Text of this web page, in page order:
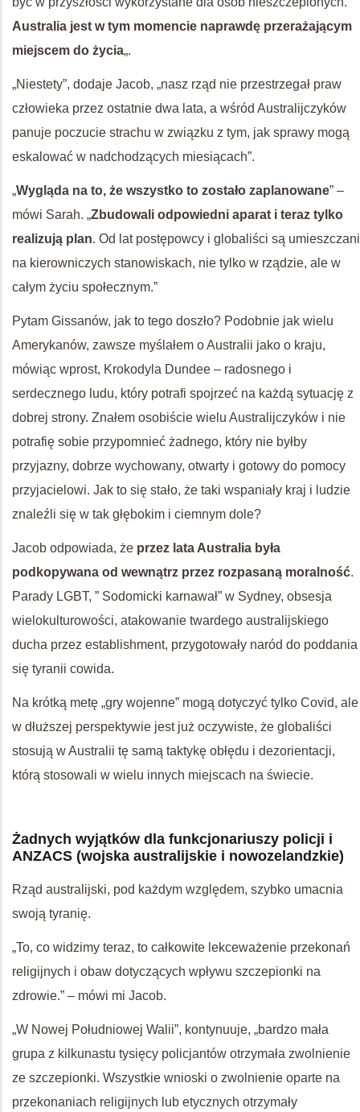
Australia jest w tym momencie naprawdę przerażającym
miejscem do życia„.
„Niestety”, dodaje Jacob, „nasz rząd nie przestrzegał praw
człowieka przez ostatnie dwa lata, a wśród Australijczyków
panuje poczucie strachu w związku z tym, jak sprawy mogą
eskalować w nadchodzących miesiącach”.
„Wygląda na to, że wszystko to zostało zaplanowane” –
mówi Sarah. „Zbudowali odpowiedni aparat i teraz tylko
realizują plan. Od lat postępowcy i globaliści są umieszczani
na kierowniczych stanowiskach, nie tylko w rządzie, ale w
całym życiu społecznym.”
Pytam Gissanów, jak to tego doszło? Podobnie jak wielu
Amerykanów, zawsze myślałem o Australii jako o kraju,
mówiąc wprost, Krokodyla Dundee – radosnego i
serdecznego ludu, który potrafi spojrzeć na każdą sytuację z
dobrej strony. Znałem osobiście wielu Australijczyków i nie
potrafię sobie przypomnieć żadnego, który nie byłby
przyjazny, dobrze wychowany, otwarty i gotowy do pomocy
przyjacielowi. Jak to się stało, że taki wspaniały kraj i ludzie
znaleźli się w tak głębokim i ciemnym dole?
Jacob odpowiada, że przez lata Australia była
podkopywana od wewnątrz przez rozpasaną moralność.
Parady LGBT, ” Sodomicki karnawał” w Sydney, obsesja
wielokulturowości, atakowanie twardego australijskiego
ducha przez establishment, przygotowały naród do poddania
się tyranii cowida.
Na krótką metę „gry wojenne” mogą dotyczyć tylko Covid, ale
w dłuższej perspektywie jest już oczywiste, że globaliści
stosują w Australii tę samą taktykę obłędu i dezorientacji,
którą stosowali w wielu innych miejscach na świecie.
Żadnych wyjątków dla funkcjonariuszy policji i
ANZACS (wojska australijskie i nowozelandzkie)
Rząd australijski, pod każdym względem, szybko umacnia
swoją tyranię.
„To, co widzimy teraz, to całkowite lekceważenie przekonań
religijnych i obaw dotyczących wpływu szczepionki na
zdrowie.” – mówi mi Jacob.
„W Nowej Południowej Walii”, kontynuuje, „bardzo mała
grupa z kilkunastu tysięcy policjantów otrzymała zwolnienie
ze szczepionki. Wszystkie wnioski o zwolnienie oparte na
przekonaniach religijnych lub etycznych otrzymały